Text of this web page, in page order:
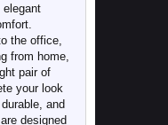
elegant
the office,
from home,
pair of
your look
and
designed